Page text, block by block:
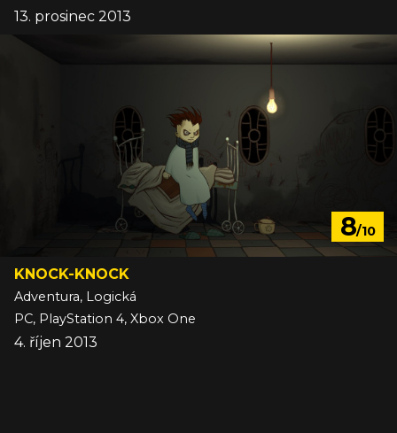
13. prosinec 2013
8/10
KNOCK-KNOCK
Adventura, Logická
PC, PlayStation 4, Xbox One
4. říjen 2013